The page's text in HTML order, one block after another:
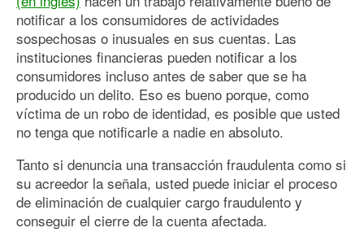
notificar a los consumidores de actividades
sospechosas o inusuales en sus cuentas. Las
instituciones financieras pueden notificar a los
consumidores incluso antes de saber que se ha
producido un delito. Eso es bueno porque, como
víctima de un robo de identidad, es posible que usted
no tenga que notificarle a nadie en absoluto.
Tanto si denuncia una transacción fraudulenta como si
su acreedor la señala, usted puede iniciar el proceso
de eliminación de cualquier cargo fraudulento y
conseguir el cierre de la cuenta afectada.